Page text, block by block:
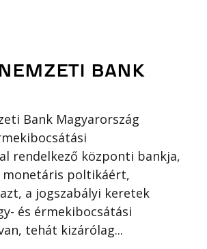
BANK
Bank Magyarország
rendelkező központi bankja,
monetáris poltikáért,
a jogszabályi keretek
és érmekibocsátási
tehát kizárólag...